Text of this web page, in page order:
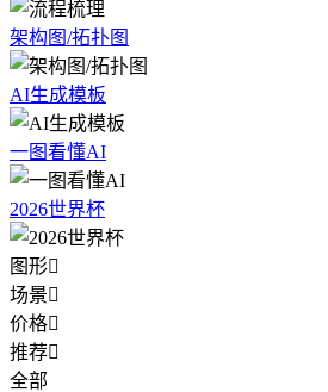
架构图/拓扑图
AI生成模板
一图看懂AI
2026世界杯
图形
场景
价格
推荐
全部